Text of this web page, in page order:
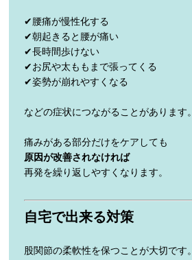
✔腰痛が慢性化する
✔朝起きると腰が痛い
✔長時間歩けない
✔お尻や太ももまで張ってくる
✔姿勢が崩れやすくなる
などの症状につながることがあります。
痛みがある部分だけをケアしても
原因が改善されなければ
再発を繰り返しやすくなります。
自宅で出来る対策
股関節の柔軟性を保つことが大切です。